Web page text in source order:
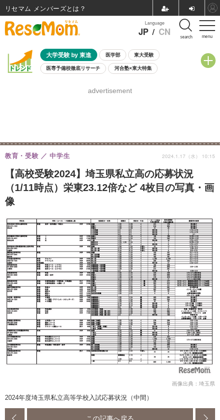
menu
Language
JP / CN search
大学受験 by 東進 医学部 東大受験
医専予備校徹底リサーチ 河合塾×東大特集
8月開催学校説明会・相談会
advertisement
【高校受験2024】埼玉県私立高の応募状況
（1/11時点）栄東23.12倍など 4枚目の写真・画
像
教育・受験 中学生 2024.1.17（水） 10:15
画像出典：埼玉県
2024年度埼玉県私立高等学校入試応募状況（中間）
この記事へ戻る
リセマム メンバーズ